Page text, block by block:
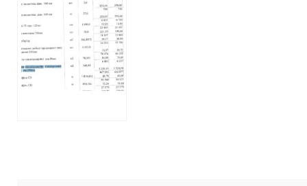
Харкові
відремонтують
по втричі
завищеним цінам